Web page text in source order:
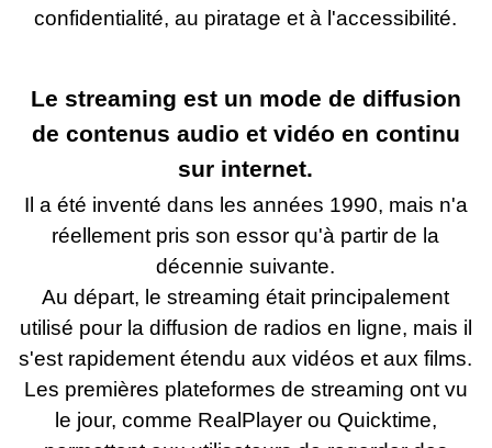
confidentialité, au piratage et à l'accessibilité.
Le streaming est un mode de diffusion
de contenus audio et vidéo en continu
sur internet.
Il a été inventé dans les années 1990, mais n'a
réellement pris son essor qu'à partir de la
décennie suivante.
Au départ, le streaming était principalement
utilisé pour la diffusion de radios en ligne, mais il
s'est rapidement étendu aux vidéos et aux films.
Les premières plateformes de streaming ont vu
le jour, comme RealPlayer ou Quicktime,